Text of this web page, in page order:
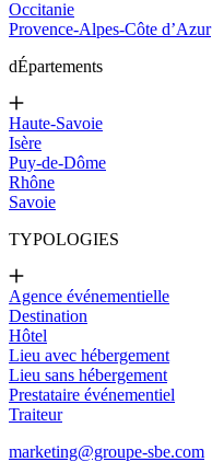
Occitanie
Provence-Alpes-Côte d’Azur
dÉpartements
Haute-Savoie
Isère
Puy-de-Dôme
Rhône
Savoie
TYPOLOGIES
Agence événementielle
Destination
Hôtel
Lieu avec hébergement
Lieu sans hébergement
Prestataire événementiel
Traiteur
marketing@groupe-sbe.com